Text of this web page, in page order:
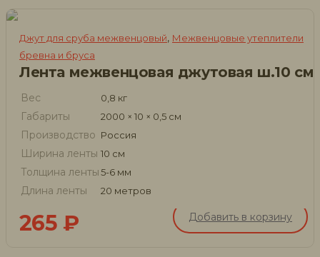
Джут для сруба межвенцовый, Межвенцовые утеплители
бревна и бруса
Лента межвенцовая джутовая ш.10 см
Вес 0,8 кг
Габариты 2000 × 10 × 0,5 см
Производство Россия
Ширина ленты 10 см
Толщина ленты5-6 мм
Длина ленты 20 метров
265 ₽ Добавить в корзину